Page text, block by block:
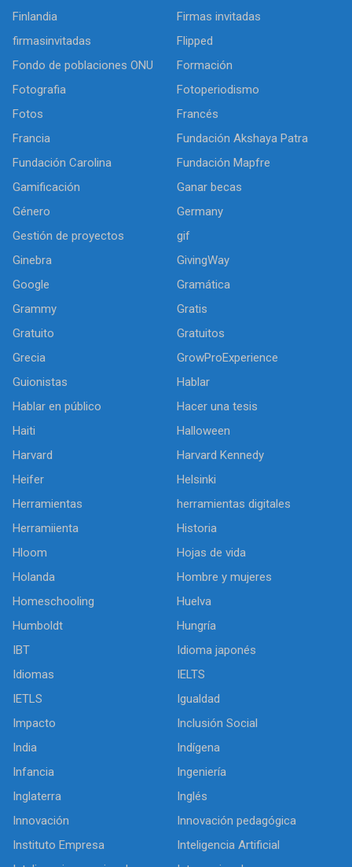
Finlandia
Firmas invitadas
firmasinvitadas
Flipped
Fondo de poblaciones ONU
Formación
Fotografia
Fotoperiodismo
Fotos
Francés
Francia
Fundación Akshaya Patra
Fundación Carolina
Fundación Mapfre
Gamificación
Ganar becas
Género
Germany
Gestión de proyectos
gif
Ginebra
GivingWay
Google
Gramática
Grammy
Gratis
Gratuito
Gratuitos
Grecia
GrowProExperience
Guionistas
Hablar
Hablar en público
Hacer una tesis
Haiti
Halloween
Harvard
Harvard Kennedy
Heifer
Helsinki
Herramientas
herramientas digitales
Herramiienta
Historia
Hloom
Hojas de vida
Holanda
Hombre y mujeres
Homeschooling
Huelva
Humboldt
Hungría
IBT
Idioma japonés
Idiomas
IELTS
IETLS
Igualdad
Impacto
Inclusión Social
India
Indígena
Infancia
Ingeniería
Inglaterra
Inglés
Innovación
Innovación pedagógica
Instituto Empresa
Inteligencia Artificial